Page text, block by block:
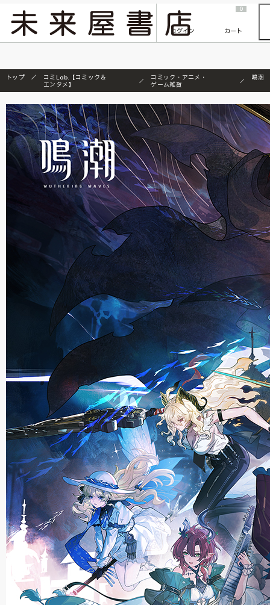
『ONE PIECE magazine 021 ONE PIECEカード付き同梱版』発売延期のご案内
ログイン
0
カート
トップ
コミLab.【コミック＆
エンタメ】
コミック・アニメ・
ゲーム雑貨
鳴潮